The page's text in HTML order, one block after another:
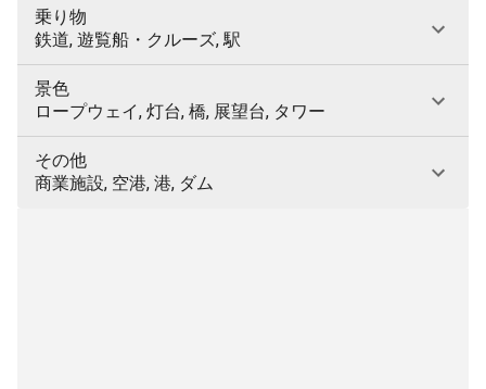
乗り物
鉄道, 遊覧船・クルーズ, 駅
景色
ロープウェイ, 灯台, 橋, 展望台, タワー
その他
商業施設, 空港, 港, ダム